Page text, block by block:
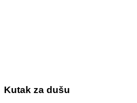
Kutak za dušu